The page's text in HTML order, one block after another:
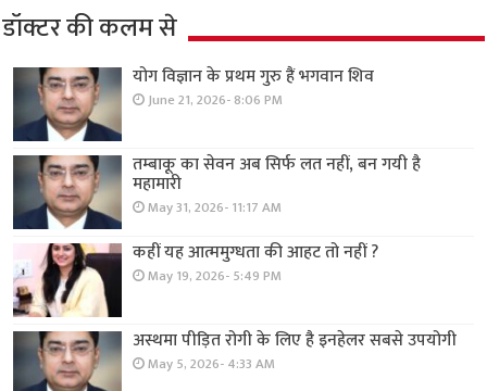
डॉक्टर की कलम से
योग विज्ञान के प्रथम गुरु हैं भगवान शिव
June 21, 2026- 8:06 PM
तम्बाकू का सेवन अब सिर्फ लत नहीं, बन गयी है
महामारी
May 31, 2026- 11:17 AM
कहीं यह आत्ममुग्धता की आहट तो नहीं ?
May 19, 2026- 5:49 PM
अस्थमा पीड़ित रोगी के लिए है इनहेलर सबसे उपयोगी
May 5, 2026- 4:33 AM